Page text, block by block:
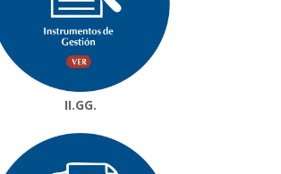
II.GG.